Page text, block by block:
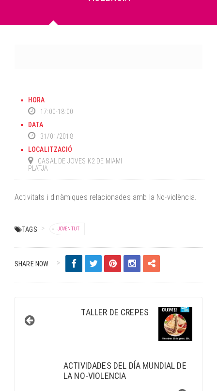
HORA
17:00-18:00
DATA
31/01/2018
LOCALITZACIÓ
CASAL DE JOVES K2 DE MIAMI
PLATJA
Activitats i dinàmiques relacionades amb la No-violència.
TAGS JOVENTUT
SHARE NOW
TALLER DE CREPES
ACTIVIDADES DEL DÍA MUNDIAL DE
LA NO-VIOLENCIA